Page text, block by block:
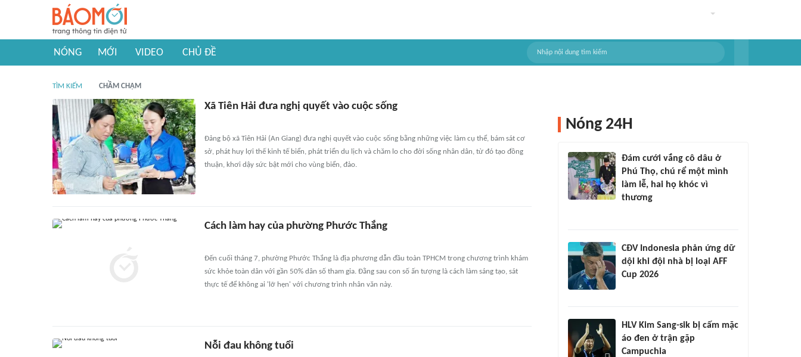
NÓNG MỚI VIDEO CHỦ ĐỀ
TÌM KIẾM CHẦM CHẬM
Xã Tiên Hải đưa nghị quyết vào cuộc sống
Đảng bộ xã Tiên Hải (An Giang) đưa nghị quyết vào cuộc sống bằng những việc làm cụ thể, bám sát cơ
sở, phát huy lợi thế kinh tế biển, phát triển du lịch và chăm lo cho đời sống nhân dân, từ đó tạo đồng
thuận, khơi dậy sức bật mới cho vùng biển, đảo.
Cách làm hay của phường Phước Thắng
Đến cuối tháng 7, phường Phước Thắng là địa phương dẫn đầu toàn TPHCM trong chương trình khám
sức khỏe toàn dân với gần 50% dân số tham gia. Đằng sau con số ấn tượng là cách làm sáng tạo, sát
thực tế để không ai 'lỡ hẹn' với chương trình nhân văn này.
Nỗi đau không tuổi
Nóng 24H
Đám cưới vắng cô dâu ở
Phú Thọ, chú rể một mình
làm lễ, hai họ khóc vì
thương
CĐV Indonesia phản ứng dữ
dội khi đội nhà bị loại AFF
Cup 2026
HLV Kim Sang-sik bị cấm mặc
áo đen ở trận gặp
Campuchia